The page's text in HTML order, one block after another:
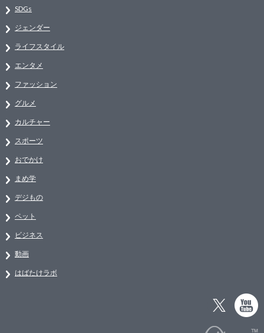
SDGs
ジェンダー
ライフスタイル
エンタメ
ファッション
グルメ
カルチャー
スポーツ
おでかけ
まめ学
デジもの
ペット
ビジネス
動画
はばたけラボ